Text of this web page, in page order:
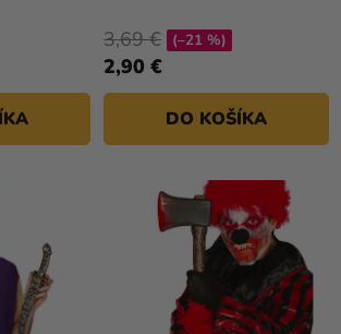
2,90 €
3,69 € (–21 %)
DO KOŠÍKA